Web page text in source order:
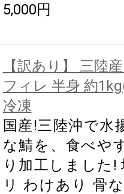
5,000円
【訳あり】 三陸
フィレ 半身 約
冷凍
国産!三陸沖で水
な鯖を、食べや
り加工しました!
リ わけあり 骨